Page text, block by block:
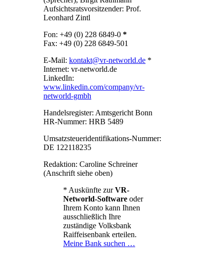
Aufsichtsratsvorsitzender: Prof.
Leonhard Zintl
Fon: +49 (0) 228 6849-0 *
Fax: +49 (0) 228 6849-501
E-Mail: kontakt@vr-networld.de *
Internet: vr-networld.de
LinkedIn:
www.linkedin.com/company/vr-
networld-gmbh
Handelsregister: Amtsgericht Bonn
HR-Nummer: HRB 5489
Umsatzsteueridentifikations-Nummer:
DE 122118235
Redaktion: Caroline Schreiner
(Anschrift siehe oben)
* Auskünfte zurVR-
Networld-Software oder
Ihrem Konto kann Ihnen
ausschließlich Ihre
zuständige Volksbank
Raiffeisenbank erteilen.
Meine Bank suchen …